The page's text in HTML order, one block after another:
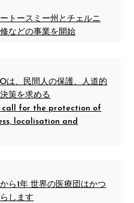
トースミー州とチェルニ
などの事業を開始
は、民間人の保護、人道的
策を求める
call for the protection of
localisation and
ら1年 世界の医療団はかつ
します